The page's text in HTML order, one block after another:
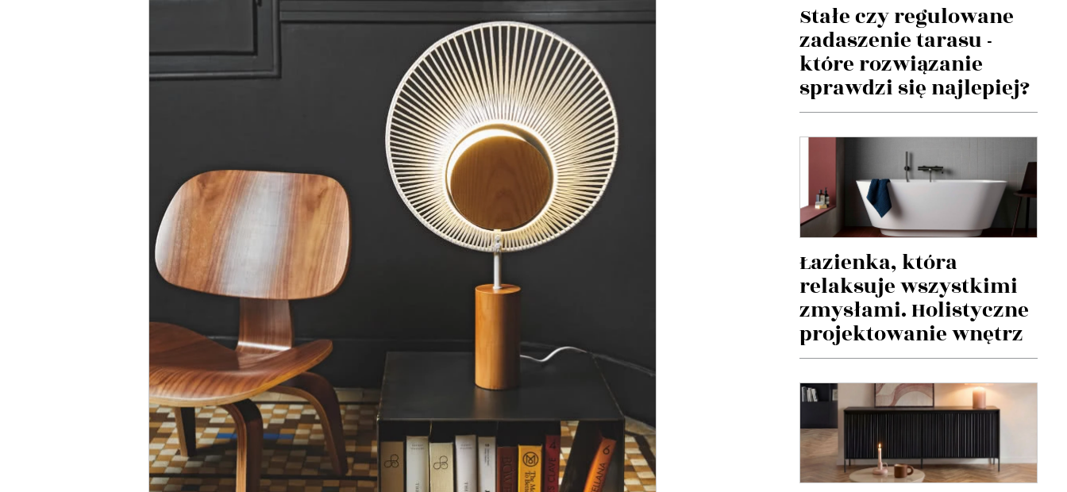
Stałe czy regulowane
zadaszenie tarasu -
które rozwiązanie
sprawdzi się najlepiej?
Łazienka, która
relaksuje wszystkimi
zmysłami. Holistyczne
projektowanie wnętrz